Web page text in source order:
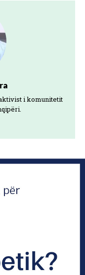
i komunitetit